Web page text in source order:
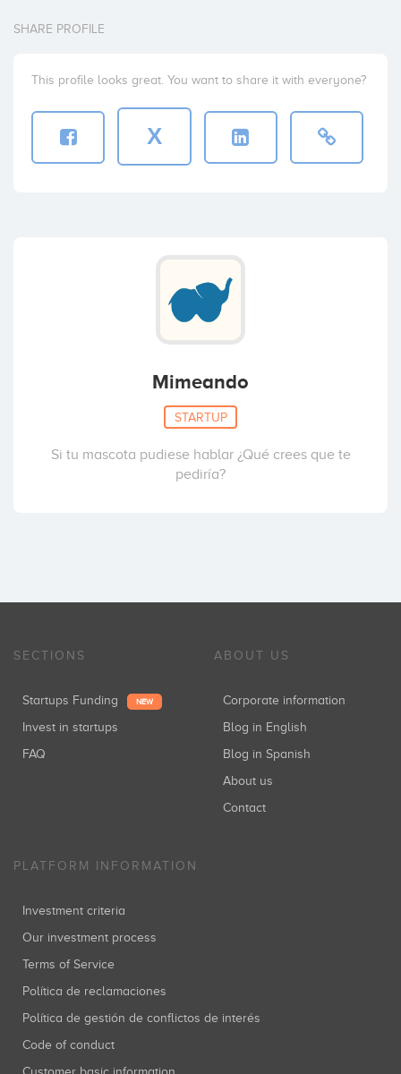
SHARE PROFILE
This profile looks great. You want to share it with everyone?
X
Mimeando
STARTUP
Si tu mascota pudiese hablar ¿Qué crees que te
pediría?
SECTIONS
Startups Funding NEW
Invest in startups
FAQ
ABOUT US
Corporate information
Blog in English
Blog in Spanish
About us
Contact
PLATFORM INFORMATION
Investment criteria
Our investment process
Terms of Service
Política de reclamaciones
Política de gestión de conflictos de interés
Code of conduct